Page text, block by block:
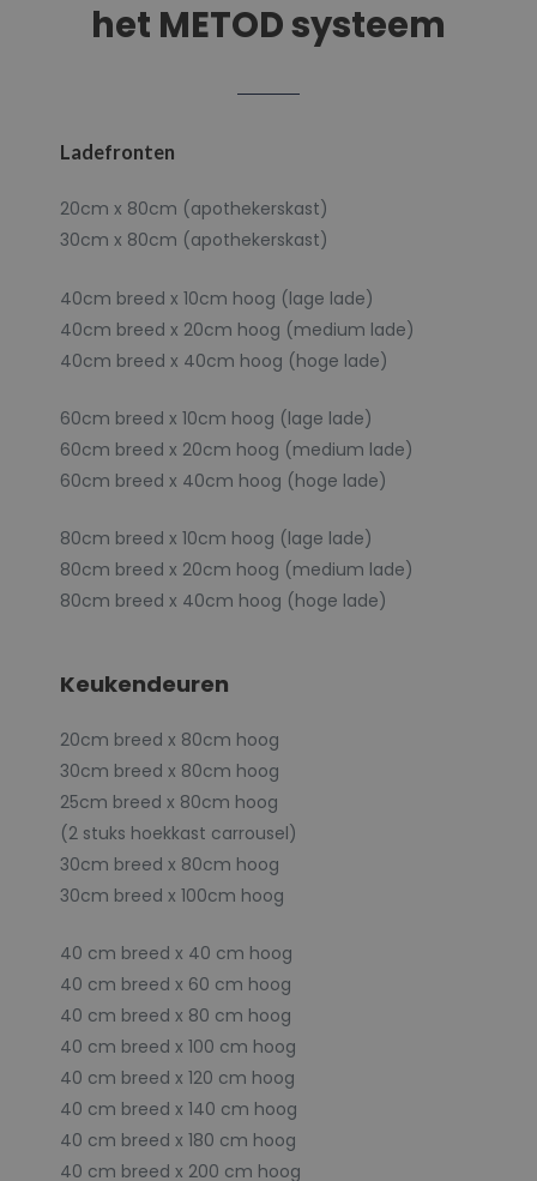
het METOD systeem
Ladefronten
20cm x 80cm (apothekerskast)
30cm x 80cm (apothekerskast)
40cm breed x 10cm hoog (lage lade)
40cm breed x 20cm hoog (medium lade)
40cm breed x 40cm hoog (hoge lade)
60cm breed x 10cm hoog (lage lade)
60cm breed x 20cm hoog (medium lade)
60cm breed x 40cm hoog (hoge lade)
80cm breed x 10cm hoog (lage lade)
80cm breed x 20cm hoog (medium lade)
80cm breed x 40cm hoog (hoge lade)
Keukendeuren
20cm breed x 80cm hoog
30cm breed x 80cm hoog
25cm breed x 80cm hoog
(2 stuks hoekkast carrousel)
30cm breed x 80cm hoog
30cm breed x 100cm hoog
40 cm breed x 40 cm hoog
40 cm breed x 60 cm hoog
40 cm breed x 80 cm hoog
40 cm breed x 100 cm hoog
40 cm breed x 120 cm hoog
40 cm breed x 140 cm hoog
40 cm breed x 180 cm hoog
40 cm breed x 200 cm hoog